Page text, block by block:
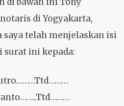
notaris di Yogyakarta,
saya telah menjelaskan isi
surat ini kepada: